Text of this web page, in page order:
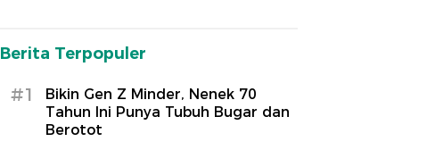
Berita Terpopuler
#1
Bikin Gen Z Minder, Nenek 70
Tahun Ini Punya Tubuh Bugar dan
Berotot